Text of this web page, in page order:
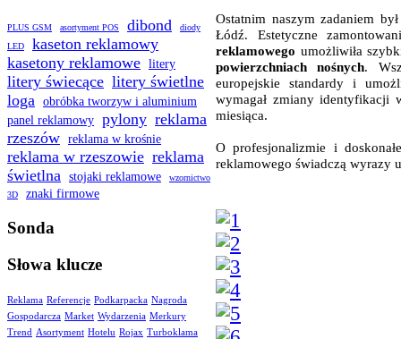
PLUS GSM asortyment POS dibond
diody
LED
kaseton reklamowy
kasetony reklamowe litery
litery świecące litery świetlne
loga obróbka tworzyw i aluminium
panel reklamowy pylony reklama
rzeszów reklama w krośnie
reklama w rzeszowie reklama
świetlna stojaki reklamowe
wzornictwo
3D
znaki firmowe
Sonda
Słowa klucze
Reklama Referencje Podkarpacka Nagroda
Gospodarcza Market Wydarzenia Merkury
Trend Asortyment Hotelu Rojax Turboklama
Ostatnim naszym zadaniem
Łódź. Estetyczne
reklamowego umożliwiła
powierzchniach nośnych.
europejskie standardy i
wymagał zmiany identyfikacji
miesiąca.
O profesjonalizmie i
reklamowego świadczą wyrazy